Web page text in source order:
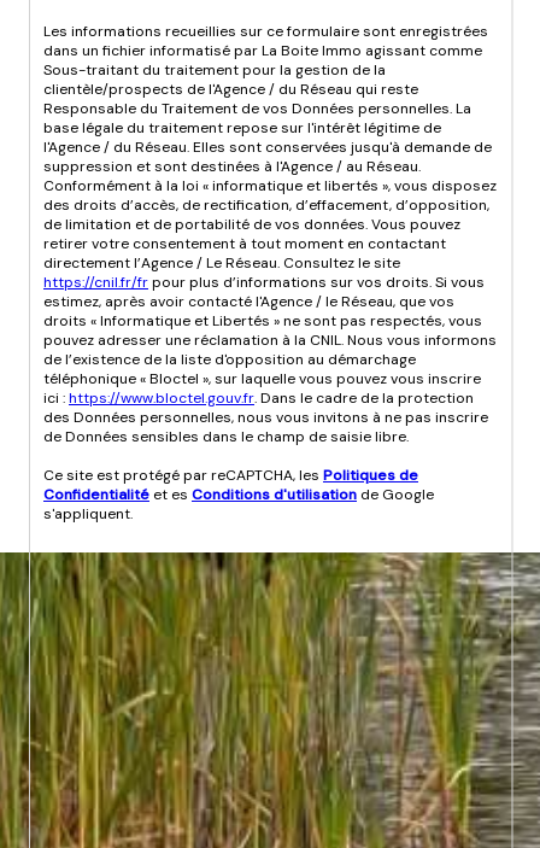
Les informations recueillies sur ce formulaire sont enregistrées
dans un fichier informatisé par La Boite Immo agissant comme
Sous-traitant du traitement pour la gestion de la
clientèle/prospects de l'Agence / du Réseau qui reste
Responsable du Traitement de vos Données personnelles. La
base légale du traitement repose sur l'intérêt légitime de
l'Agence / du Réseau. Elles sont conservées jusqu'à demande de
suppression et sont destinées à l'Agence / au Réseau.
Conformément à la loi « informatique et libertés », vous disposez
des droits d’accès, de rectification, d’effacement, d’opposition,
de limitation et de portabilité de vos données. Vous pouvez
retirer votre consentement à tout moment en contactant
directement l’Agence / Le Réseau. Consultez le site
https://cnil.fr/frpour plus d’informations sur vos droits. Si vous
estimez, après avoir contacté l'Agence / le Réseau, que vos
droits « Informatique et Libertés » ne sont pas respectés, vous
pouvez adresser une réclamation à la CNIL. Nous vous informons
de l’existence de la liste d'opposition au démarchage
téléphonique « Bloctel », sur laquelle vous pouvez vous inscrire
ici :https://www.bloctel.gouv.fr. Dans le cadre de la protection
des Données personnelles, nous vous invitons à ne pas inscrire
de Données sensibles dans le champ de saisie libre.
Ce site est protégé par reCAPTCHA, les Politiques de
Confidentialité et es Conditions d'utilisation de Google
s'appliquent.